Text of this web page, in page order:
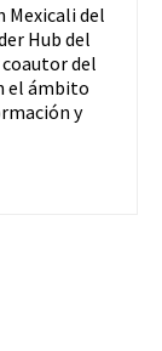
Mexicali del
Hub del
del
el ámbito
y